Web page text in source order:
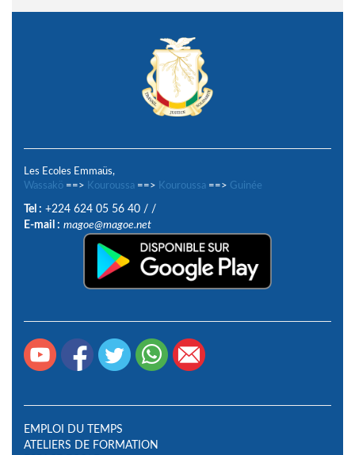
Les Ecoles Emmaüs,
Wassakö ==> Kouroussa ==> Kouroussa ==> Guinée
Tel : +224 624 05 56 40 / /
E-mail : magoe@magoe.net
EMPLOI DU TEMPS
ATELIERS DE FORMATION